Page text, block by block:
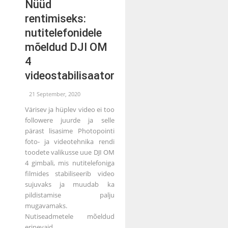
Nüüd
rentimiseks:
nutitelefonidele
mõeldud DJI OM
4
videostabilisaator
21 September, 2020
Värisev ja hüplev video ei too
followere juurde ja selle
pärast lisasime Photopointi
foto- ja videotehnika rendi
toodete valikusse uue DJI OM
4 gimbali, mis nutitelefoniga
filmides stabiliseerib video
sujuvaks ja muudab ka
pildistamise palju
mugavamaks.
Nutiseadmetele mõeldud